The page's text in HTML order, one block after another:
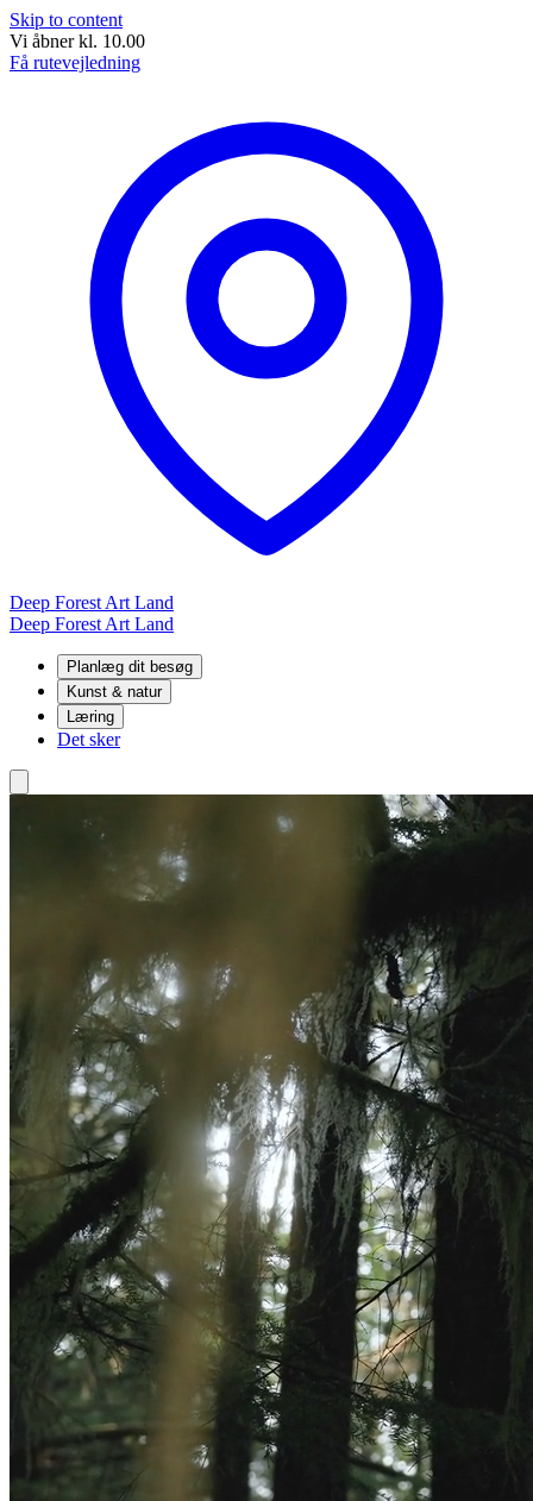
Skip to content
Vi åbner kl. 10.00
Få rutevejledning
Deep Forest Art Land
Deep Forest Art Land
Planlæg dit besøg
Kunst & natur
Læring
Det sker